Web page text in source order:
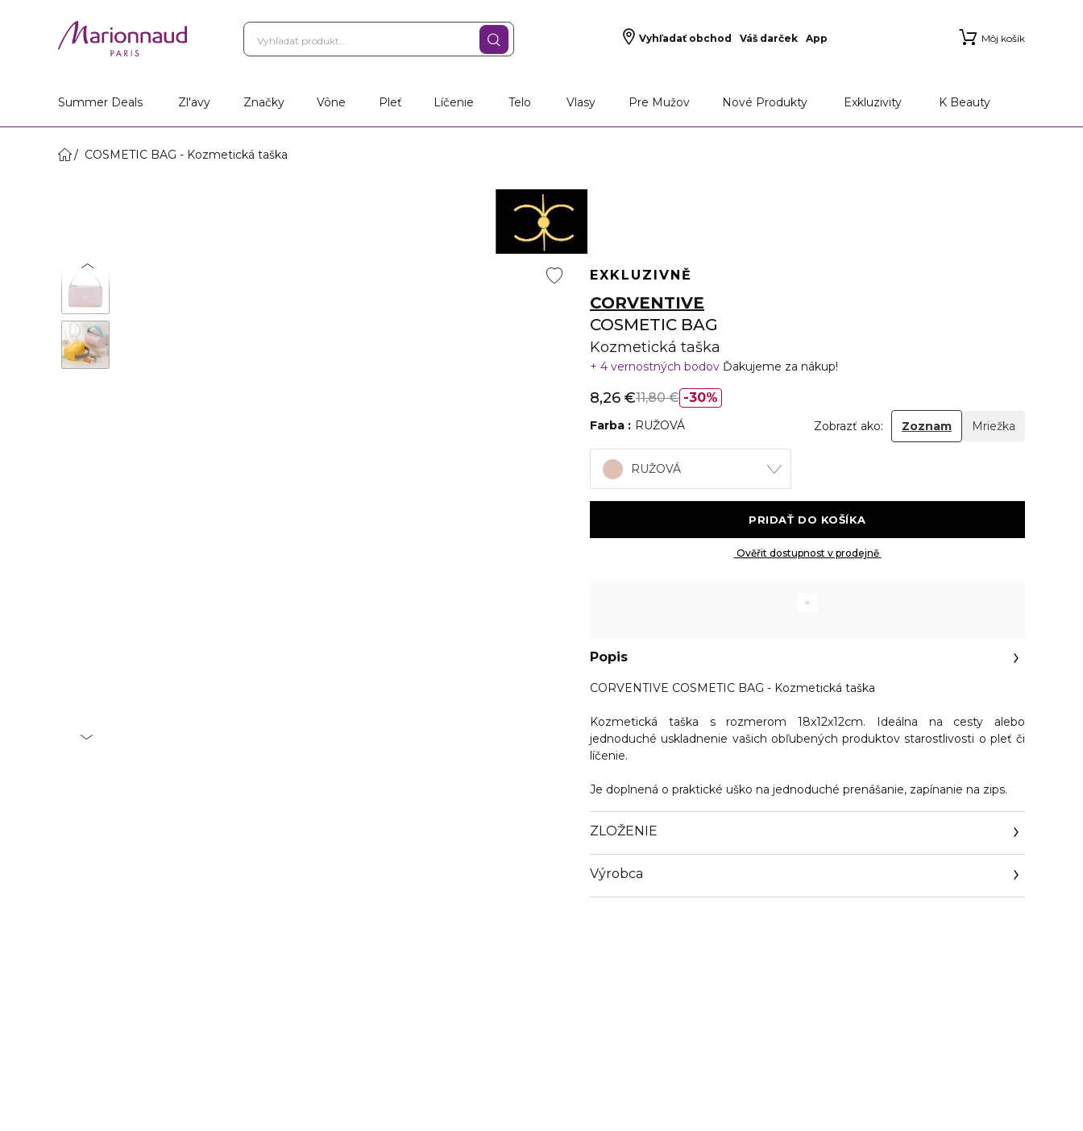
Vyhľadať obchod Váš darček App Môj košík
Summer Deals Zl'avy Značky Vône Pleť Líčenie Telo Vlasy Pre Mužov Nové Produkty Exkluzivity K Beauty
COSMETIC BAG - Kozmetická taška
EXKLUZIVNĚ
CORVENTIVE
COSMETIC BAG
Kozmetická taška
4 vernostných bodov Ďakujeme za nákup!
30%
8,26 €11,80 €
Farba RUŽOVÁ Zobrazť ako: Zoznam Mriežka
RUŽOVÁ
Ověřit dostupnost v prodejně
Popis
CORVENTIVE COSMETIC BAG - Kozmetická taška
Kozmetická taška s rozmerom 18x12x12cm. Ideálna na cesty alebo
jednoduché uskladnenie vašich obľubených produktov starostlivosti o pleť či
líčenie.
Je doplnená o praktické uško na jednoduché prenášanie, zapínanie na zips.
ZLOŽENIE
Výrobca